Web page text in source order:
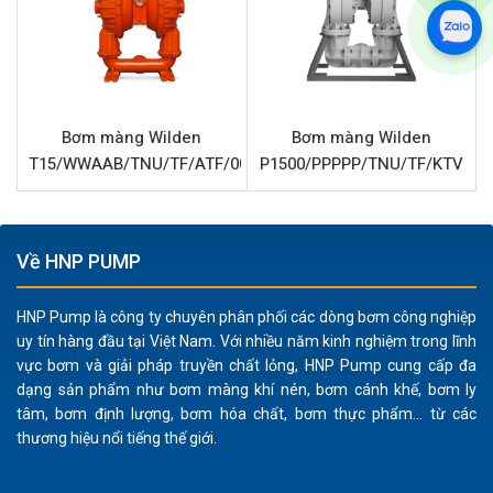
cho người sử dụng:
Độ bền cao:Thân bơm nhôm cùng đế bi nhôm đảm
bảo độ cứng vững, chịu va đập tốt trong môi trường
Khả năng tương thích hóa chất:Màng và bi làm từ
Vận hành an toàn:
chất lỏng dễ cháy nổ như sơn, mực in hay dung môi.
Hiệu suất ổn định:Với lưu lượng lên tới 307 lít/phút và
áp lực 8.3 bar, bơm đáp ứng tốt nhu cầu chuyển tải
nhanh chóng và hiệu quả.
Xử lý chất rắn: Khả năng bơm các chất lỏng có lẫn
Bơm màng Wilden
T15/WWAAB/TNU/TF/ATF/0014
Bơm màng Wilden
P1500/PPPPP/TNU/TF/KTV
Về HNP PUMP
HNP Pump là công ty chuyên phân phối các dòng bơm công nghiệp
uy tín hàng đầu tại Việt Nam. Với nhiều năm kinh nghiệm trong lĩnh
vực bơm và giải pháp truyền chất lỏng, HNP Pump cung cấp đa
dạng sản phẩm như bơm màng khí nén, bơm cánh khế, bơm ly
tâm, bơm định lượng, bơm hóa chất, bơm thực phẩm... từ các
thương hiệu nổi tiếng thế giới.